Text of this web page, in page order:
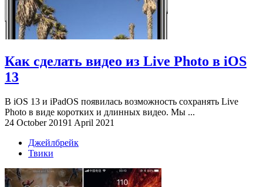
Как сделать видео из Live Photo в iOS
13
В iOS 13 и iPadOS появилась возможность сохранять Live
Photo в виде коротких и длинных видео. Мы ...
24 October 20191 April 2021
Джейлбрейк
Твики